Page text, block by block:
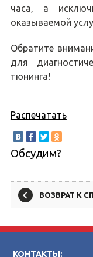
часа, а
оказываемой
Обратите
для
тюнинга!
Распечатать
Обсудим?
ВОЗВРАТ К
КОНТАКТЫ: